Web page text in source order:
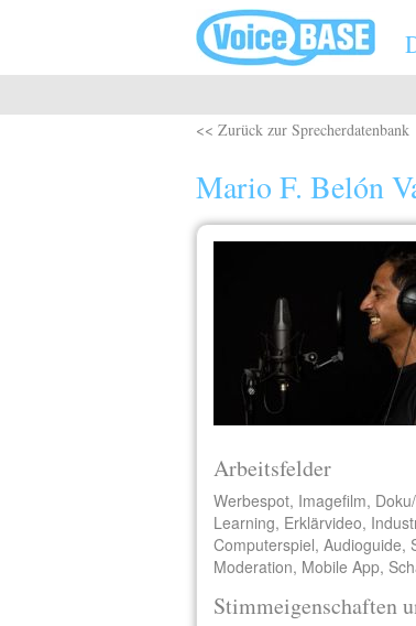
<< Zurück zur Sprecherdatenbank
Mario F. Belón
Arbeitsfelder
Werbespot, Imagefilm,
Learning, Erklärvideo,
Computerspiel, Audioguide,
Moderation, Mobile App,
Stimmeigenschaften